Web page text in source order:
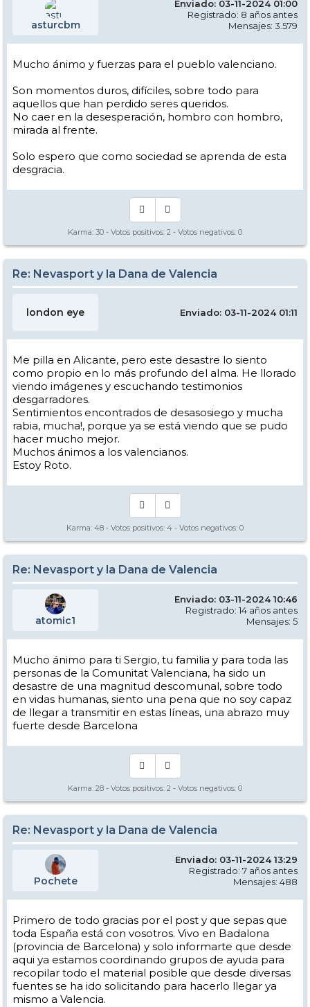
asturcbm
Enviado: 03-11-2024 01:00
Registrado: 8 años antes
Mensajes: 3.579
Mucho ánimo y fuerzas para el pueblo valenciano.
Son momentos duros, difíciles, sobre todo para
aquellos que han perdido seres queridos.
No caer en la desesperación, hombro con hombro,
mirada al frente.
Solo espero que como sociedad se aprenda de esta
desgracia.
Karma: 30 - Votos positivos: 2 - Votos negativos: 0
Re: Nevasport y la Dana de Valencia
london eye Enviado: 03-11-2024 01:11
Me pilla en Alicante, pero este desastre lo siento
como propio en lo más profundo del alma. He llorado
viendo imágenes y escuchando testimonios
desgarradores.
Sentimientos encontrados de desasosiego y mucha
rabia, mucha!, porque ya se está viendo que se pudo
hacer mucho mejor.
Muchos ánimos a los valencianos.
Estoy Roto.
Karma: 48 - Votos positivos: 4 - Votos negativos: 0
Re: Nevasport y la Dana de Valencia
atomic1
Enviado: 03-11-2024 10:46
Registrado: 14 años antes
Mensajes: 5
Mucho ánimo para ti Sergio, tu familia y para toda las
personas de la Comunitat Valenciana, ha sido un
desastre de una magnitud descomunal, sobre todo
en vidas humanas, siento una pena que no soy capaz
de llegar a transmitir en estas líneas, una abrazo muy
fuerte desde Barcelona
Karma: 28 - Votos positivos: 2 - Votos negativos: 0
Re: Nevasport y la Dana de Valencia
Pochete
Enviado: 03-11-2024 13:29
Registrado: 7 años antes
Mensajes: 488
Primero de todo gracias por el post y que sepas que
toda España está con vosotros. Vivo en Badalona
(provincia de Barcelona) y solo informarte que desde
aqui ya estamos coordinando grupos de ayuda para
recopilar todo el material posible que desde diversas
fuentes se ha ido solicitando para hacerlo llegar ya
mismo a Valencia.